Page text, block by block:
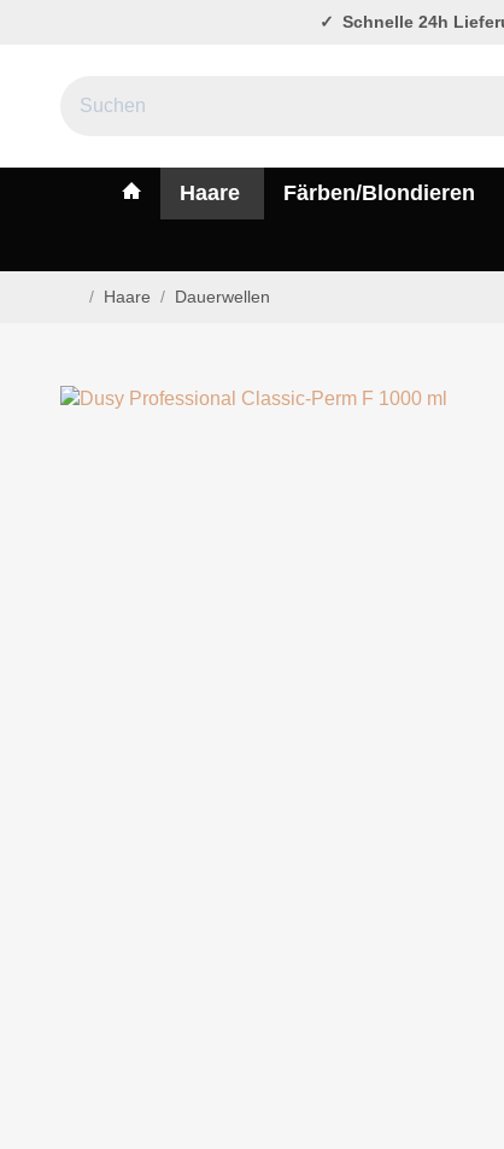
Schnelle 24h
#custom.linkHome#
Haare Färben/Blondieren
/ Haare / Dauerwellen